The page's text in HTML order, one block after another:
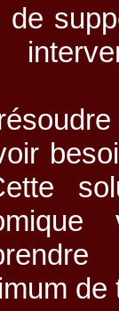
de